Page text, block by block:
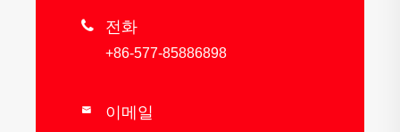
 전화
+86-577-85886898
 이메일